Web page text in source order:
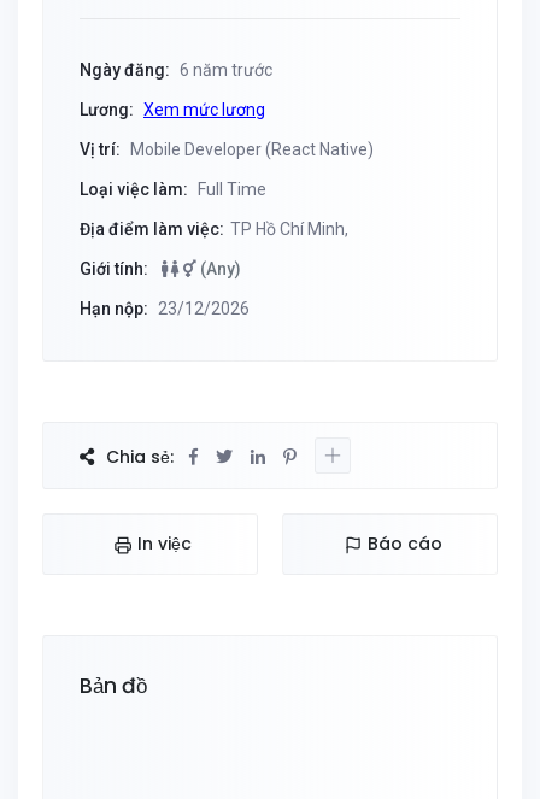
Ngày đăng: 6 năm trước
Lương: Xem mức lương
Vị trí: Mobile Developer (React Native)
Loại việc làm: Full Time
Địa điểm làm việc: TP Hồ Chí Minh,
Giới tính: (Any)
Hạn nộp: 23/12/2026
Chia sẻ:
In việc Báo cáo
Bản đồ